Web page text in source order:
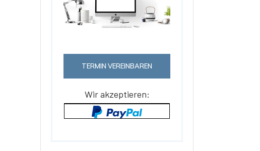
TERMIN VEREINBAREN
Wir akzeptieren: